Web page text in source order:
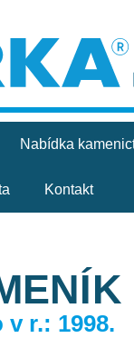
Nabídka
Kontakt
r.: 1998.